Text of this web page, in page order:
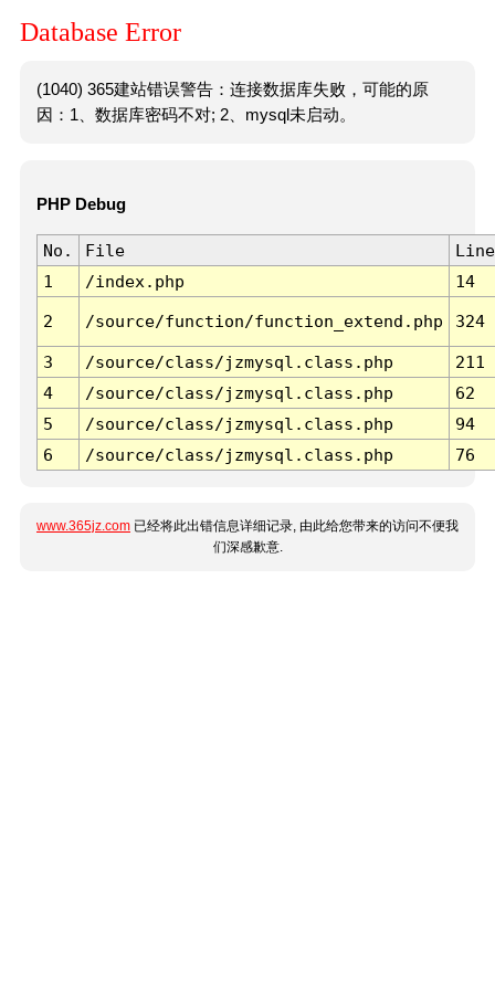
Database Error
(1040) 365建站错误警告：连接数据库失败，可能的原
因：1、数据库密码不对; 2、mysql未启动。
PHP Debug
No. File
Line
1
/index.php 14
2 /source/function/function_extend.php 324
3 /source/class/jzmysql.class.php
211
4
/source/class/jzmysql.class.php
62
5
/source/class/jzmysql.class.php
94
6
/source/class/jzmysql.class.php 76
www.365jz.com 已经将此出错信息详细记录, 由此给您带来的访问不便我
们深感歉意.